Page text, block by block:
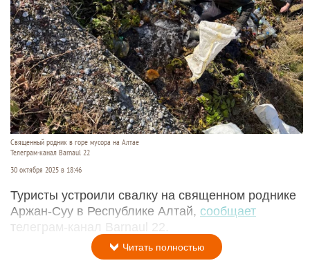
Священный родник в горе мусора на Алтае
Телеграм-канал Barnaul 22
30 октября 2025 в 18:46
Туристы устроили свалку на священном роднике
Аржан-Суу в Республике Алтай, сообщает
телеграм-канал Barnaul 22.
Читать полностью